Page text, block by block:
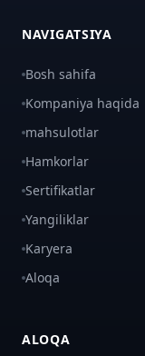
NAVIGATSIYA
Bosh sahifa
Kompaniya haqida
mahsulotlar
Hamkorlar
Sertifikatlar
Yangiliklar
Karyera
Aloqa
ALOQA